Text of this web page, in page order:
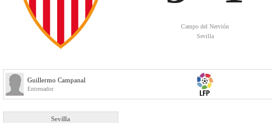
Campo del Nervión
Sevilla
Guillermo Campanal
Entrenador
Sevilla